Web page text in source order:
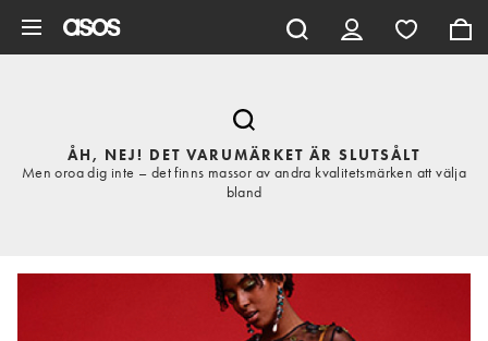
ÅH, NEJ! DET VARUMÄRKET ÄR SLUTSÅLT
Men oroa dig inte – det finns massor av andra kvalitetsmärken att välja
bland